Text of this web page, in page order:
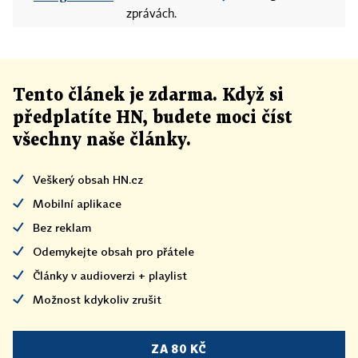
zprávách.
Tento článek je zdarma. Když si
předplatíte HN, budete moci číst
všechny naše články.
Veškerý obsah HN.cz
Mobilní aplikace
Bez reklam
Odemykejte obsah pro přátele
Články v audioverzi + playlist
Možnost kdykoliv zrušit
ZA 80 KČ